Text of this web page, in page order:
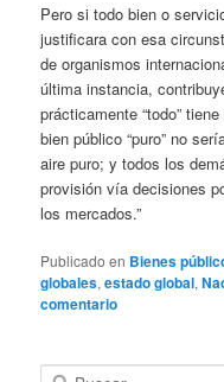
Pero si todo bien o
justificara con esa
de organismos
última instancia,
prácticamente “todo”
bien público “puro” no
aire puro; y todos los
provisión vía decisiones
los mercados.”
Publicado en Bienes
globales,estado global,
comentario